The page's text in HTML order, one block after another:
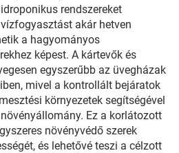
rendszereket
akár hetven
a hagyományos
képest. A kártevők és
egyszerűbb az üvegházak
mivel a kontrollált bejáratok
környezetek segítségével
Ez a korlátozott
növényvédő szerek
és lehetővé teszi a célzott